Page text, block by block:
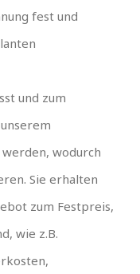
fest und
und zum
wodurch
Sie erhalten
zum Festpreis,
wie z.B.